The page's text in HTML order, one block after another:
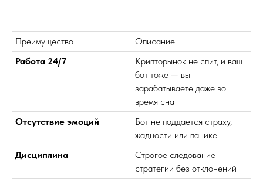
Преимущество
Описание
Работа 24/7
Крипторынок не спит, и ваш
бот тоже — вы
зарабатываете даже во
время сна
Отсутствие эмоций
Бот не поддается страху,
жадности или панике
Дисциплина
Строгое следование
стратегии без отклонений